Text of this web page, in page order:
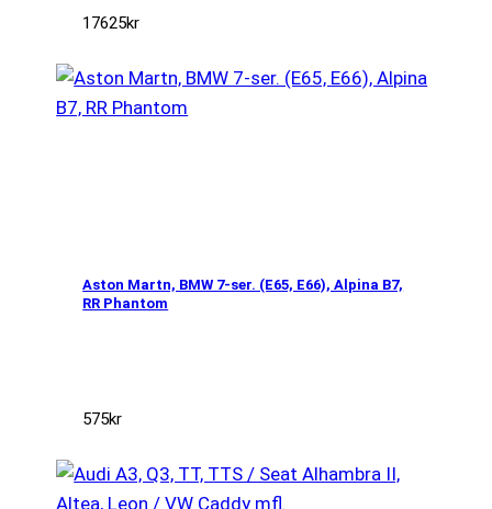
17625kr
Aston Martn, BMW 7-ser. (E65, E66), Alpina B7,
RR Phantom
575kr